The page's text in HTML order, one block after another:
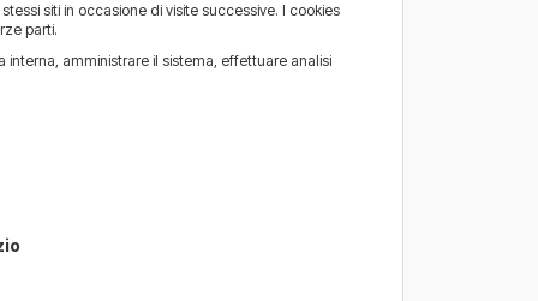
siti in occasione di visite successive. I cookies
parti.
amministrare il sistema, effettuare analisi